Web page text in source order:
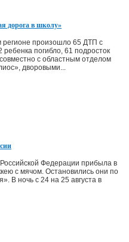
дорога в школу»
регионе произошло 65 ДТП с
погибло, 61 подросток
с областным отделом
дворовыми...
Федерации прибыла в
с мячом. Остановились они по
В ночь с 24 на 25 августа в